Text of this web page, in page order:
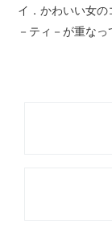
イ．かわいい女
－ティ－が重な